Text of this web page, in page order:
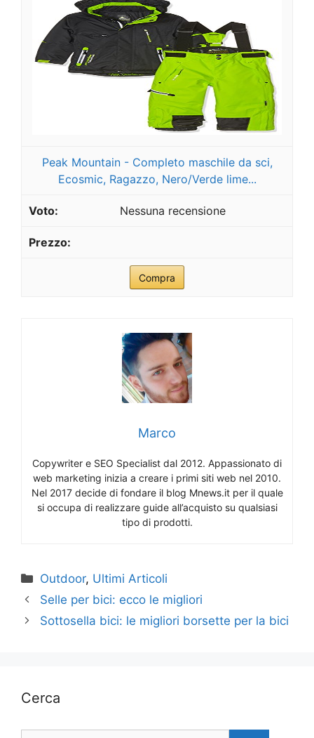
Peak Mountain - Completo maschile da sci,
Ecosmic, Ragazzo, Nero/Verde lime...
Nessuna recensione
Compra
Marco
Copywriter e SEO Specialist dal 2012. Appassionato di
web marketing inizia a creare i primi siti web nel 2010.
Nel 2017 decide di fondare il blog Mnews.it per il quale
si occupa di realizzare guide all’acquisto su qualsiasi
tipo di prodotti.
Categorie
Outdoor, Ultimi Articoli
Selle per bici: ecco le migliori
Sottosella bici: le migliori borsette per la bici
Cerca